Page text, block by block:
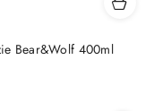
Bear&Wolf 400ml